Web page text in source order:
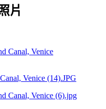
片
Venice (14).JPG